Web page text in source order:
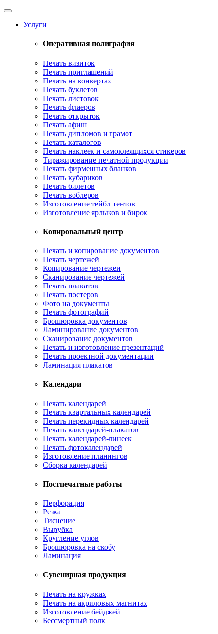
Toggle
navigationУслуги
Оперативная полиграфия
Печать визиток
Печать приглашений
Печать на конвертах
Печать буклетов
Печать листовок
Печать флаеров
Печать открыток
Печать афиш
Печать дипломов и грамот
Печать каталогов
Печать наклеек и самоклеящихся стикеров
Тиражирование печатной продукции
Печать фирменных бланков
Печать кубариков
Печать билетов
Печать воблеров
Изготовление тейбл-тентов
Изготовление ярлыков и бирок
Копировальный центр
Печать и копирование документов
Печать чертежей
Копирование чертежей
Сканирование чертежей
Печать плакатов
Печать постеров
Фото на документы
Печать фотографий
Брошюровка документов
Ламинирование документов
Сканирование документов
Печать и изготовление презентаций
Печать проектной документации
Ламинация плакатов
Календари
Печать календарей
Печать квартальных календарей
Печать перекидных календарей
Печать календарей-плакатов
Печать календарей-линеек
Печать фотокалендарей
Изготовление планингов
Сборка календарей
Постпечатные работы
Перфорация
Резка
Тиснение
Вырубка
Кругление углов
Брошюровка на скобу
Ламинация
Сувенирная продукция
Печать на кружках
Печать на акриловых магнитах
Изготовление бейджей
Бессмертный полк